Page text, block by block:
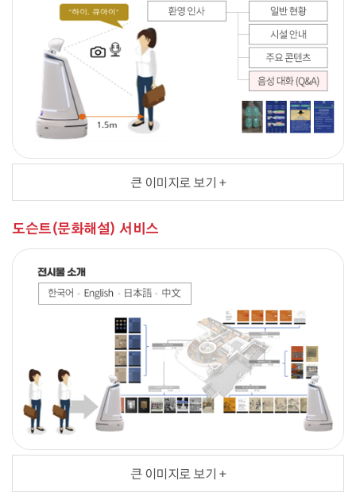
큰 이미지로 보기 +
도슨트(문화해설) 서비스
큰 이미지로 보기 +